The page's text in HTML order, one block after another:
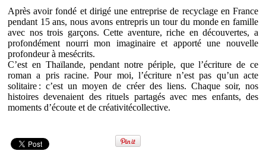
Après avoir fondé et dirigé une entreprise de recyclage en France
pendant 15 ans, nous avons entrepris un tour du monde en famille
avec nos trois garçons. Cette aventure, riche en découvertes, a
profondément nourri mon imaginaire et apporté une nouvelle
profondeur à mesécrits.
C’est en Thaïlande, pendant notre périple, que l’écriture de ce
roman a pris racine. Pour moi, l’écriture n’est pas qu’un acte
solitaire : c’est un moyen de créer des liens. Chaque soir, nos
histoires devenaient des rituels partagés avec mes enfants, des
moments d’écoute et de créativitécollective.